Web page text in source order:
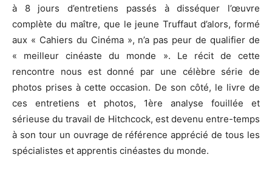
à 8 jours d’entretiens passés à disséquer l’œuvre
complète du maître, que le jeune Truffaut d’alors, formé
aux « Cahiers du Cinéma », n’a pas peur de qualifier de
« meilleur cinéaste du monde ». Le récit de cette
rencontre nous est donné par une célèbre série de
photos prises à cette occasion. De son côté, le livre de
ces entretiens et photos, 1ère analyse fouillée et
sérieuse du travail de Hitchcock, est devenu entre-temps
à son tour un ouvrage de référence apprécié de tous les
spécialistes et apprentis cinéastes du monde.